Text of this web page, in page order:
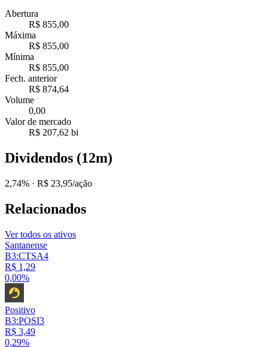
Abertura
R$ 855,00
Máxima
R$ 855,00
Mínima
R$ 855,00
Fech. anterior
R$ 874,64
Volume
0,00
Valor de mercado
R$ 207,62 bi
Dividendos (12m)
2,74% · R$ 23,95/ação
Relacionados
Ver todos os ativos
Santanense
B3:CTSA4
R$ 1,29
0,00%
Positivo
B3:POSI3
R$ 3,49
0,29%